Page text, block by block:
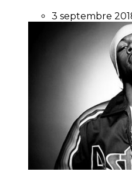
3 septembre